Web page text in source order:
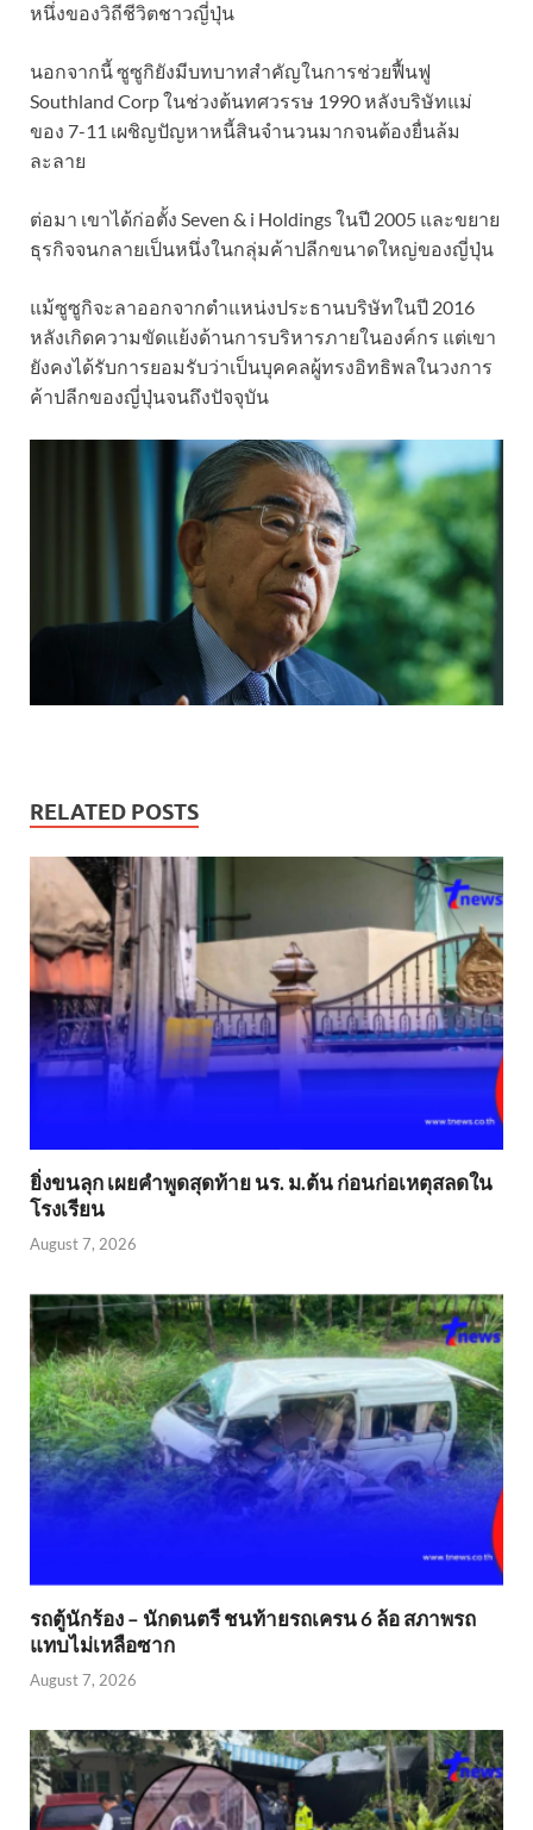
หนึ่งของวิถีชีวิตชาวญี่ปุ่น
นอกจากนี้ ซูซูกิยังมีบทบาทสำคัญในการช่วยฟื้นฟู
Southland Corp ในช่วงต้นทศวรรษ 1990 หลังบริษัทแม่
ของ 7-11 เผชิญปัญหาหนี้สินจำนวนมากจนต้องยื่นล้ม
ละลาย
ต่อมา เขาได้ก่อตั้ง Seven & i Holdings ในปี 2005 และขยาย
ธุรกิจจนกลายเป็นหนึ่งในกลุ่มค้าปลีกขนาดใหญ่ของญี่ปุ่น
แม้ซูซูกิจะลาออกจากตำแหน่งประธานบริษัทในปี 2016
หลังเกิดความขัดแย้งด้านการบริหารภายในองค์กร แต่เขา
ยังคงได้รับการยอมรับว่าเป็นบุคคลผู้ทรงอิทธิพลในวงการ
ค้าปลีกของญี่ปุ่นจนถึงปัจจุบัน
RELATED POSTS
ยิ่งขนลุก เผยคำพูดสุดท้าย นร. ม.ต้น ก่อนก่อเหตุสลดใน
โรงเรียน
August 7, 2026
รถตู้นักร้อง – นักดนตรี ชนท้ายรถเครน 6 ล้อ สภาพรถ
แทบไม่เหลือซาก
August 7, 2026